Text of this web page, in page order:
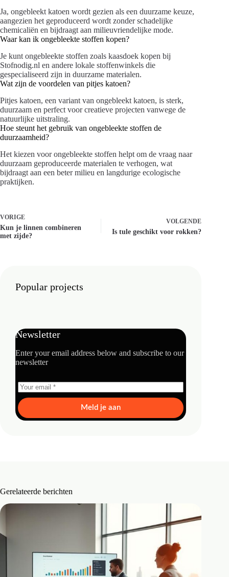
Ja, ongebleekt katoen wordt gezien als een duurzame keuze,
aangezien het geproduceerd wordt zonder schadelijke
chemicaliën en bijdraagt aan milieuvriendelijke mode.
Waar kan ik ongebleekte stoffen kopen?
Je kunt ongebleekte stoffen zoals kaasdoek kopen bij
Stofnodig.nl en andere lokale stoffenwinkels die
gespecialiseerd zijn in duurzame materialen.
Wat zijn de voordelen van pitjes katoen?
Pitjes katoen, een variant van ongebleekt katoen, is sterk,
duurzaam en perfect voor creatieve projecten vanwege de
natuurlijke uitstraling.
Hoe steunt het gebruik van ongebleekte stoffen de
duurzaamheid?
Het kiezen voor ongebleekte stoffen helpt om de vraag naar
duurzaam geproduceerde materialen te verhogen, wat
bijdraagt aan een beter milieu en langdurige ecologische
praktijken.
VORIGE
Kun je linnen combineren
met zijde?
VOLGENDE
Is tule geschikt voor rokken?
Popular projects
Newsletter
Enter your email address below and subscribe to our
newsletter
Meld je aan
Gerelateerde berichten